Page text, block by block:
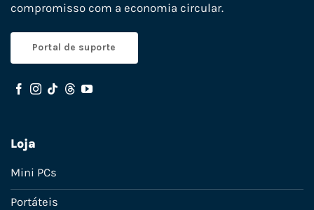
compromisso com a economia circular.
Portal de suporte
Loja
Mini PCs
Portáteis